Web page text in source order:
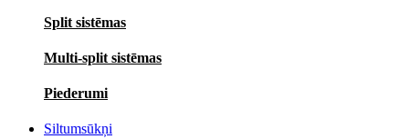
Split sistēmas
Multi-split sistēmas
Piederumi
Siltumsūkņi